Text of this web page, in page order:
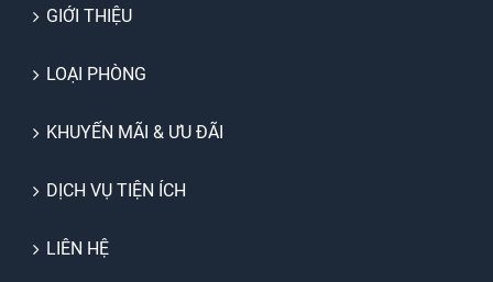
GIỚI THIỆU
LOẠI PHÒNG
KHUYẾN MÃI & ƯU ĐÃI
DỊCH VỤ TIỆN ÍCH
LIÊN HỆ